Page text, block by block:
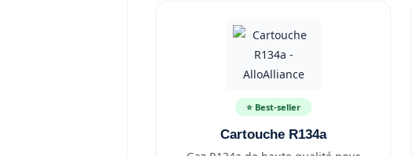
⭐ Best-seller
Cartouche R134a